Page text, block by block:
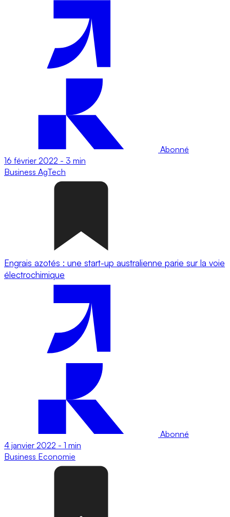
Abonné
16 février 2022 - 3 min
Business AgTech
Engrais azotés : une start-up australienne parie sur la voie
électrochimique
Abonné
4 janvier 2022 - 1 min
Business Economie